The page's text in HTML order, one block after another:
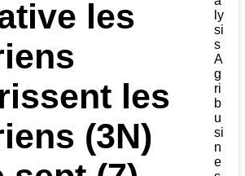
les
les
(3N)
ly
si
s
A
g
ri
b
u
si
n
e